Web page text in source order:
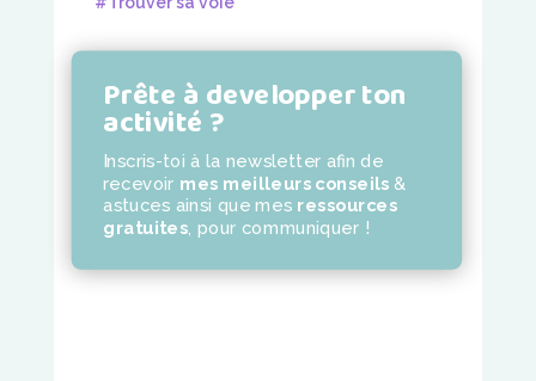
Prête à developper ton
activité ?
Inscris-toi à la newsletter afin de
recevoir mes meilleurs conseils &
astuces ainsi que mes ressources
gratuites pour communiquer !